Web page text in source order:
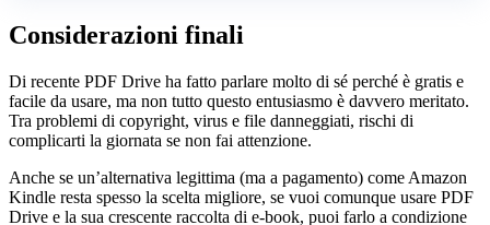
Considerazioni finali
Di recente PDF Drive ha fatto parlare molto di sé perché è gratis e
facile da usare, ma non tutto questo entusiasmo è davvero meritato.
Tra problemi di copyright, virus e file danneggiati, rischi di
complicarti la giornata se non fai attenzione.
Anche se un’alternativa legittima (ma a pagamento) come Amazon
Kindle resta spesso la scelta migliore, se vuoi comunque usare PDF
Drive e la sua crescente raccolta di e-book, puoi farlo a condizione